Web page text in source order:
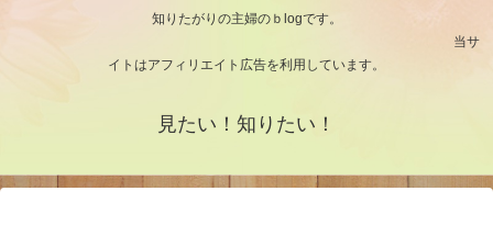
知りたがりの主婦のｂlogです。
当サ
イトはアフィリエイト広告を利用しています。
見たい！知りたい！